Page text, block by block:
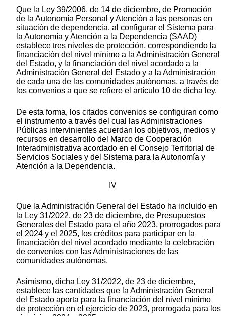
Que la Ley 39/2006, de 14 de diciembre, de Promoción
de la Autonomía Personal y Atención a las personas en
situación de dependencia, al configurar el Sistema para
la Autonomía y Atención a la Dependencia (SAAD)
establece tres niveles de protección, correspondiendo la
financiación del nivel mínimo a la Administración General
del Estado, y la financiación del nivel acordado a la
Administración General del Estado y a la Administración
de cada una de las comunidades autónomas, a través de
los convenios a que se refiere el artículo 10 de dicha ley.
De esta forma, los citados convenios se configuran como
el instrumento a través del cual las Administraciones
Públicas intervinientes acuerdan los objetivos, medios y
recursos en desarrollo del Marco de Cooperación
Interadministrativa acordado en el Consejo Territorial de
Servicios Sociales y del Sistema para la Autonomía y
Atención a la Dependencia.
IV
Que la Administración General del Estado ha incluido en
la Ley 31/2022, de 23 de diciembre, de Presupuestos
Generales del Estado para el año 2023, prorrogados para
el 2024 y el 2025, los créditos para participar en la
financiación del nivel acordado mediante la celebración
de convenios con las Administraciones de las
comunidades autónomas.
Asimismo, dicha Ley 31/2022, de 23 de diciembre,
establece las cantidades que la Administración General
del Estado aporta para la financiación del nivel mínimo
de protección en el ejercicio de 2023, prorrogada para los